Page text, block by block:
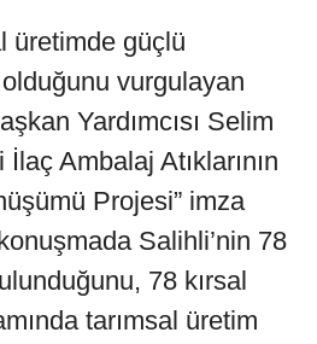
üretimde güçlü
vurgulayan
Yardımcısı Selim
İlaç Ambalaj Atıklarının
Projesi” imza
Salihli’nin 78
78 kırsal
tarımsal üretim